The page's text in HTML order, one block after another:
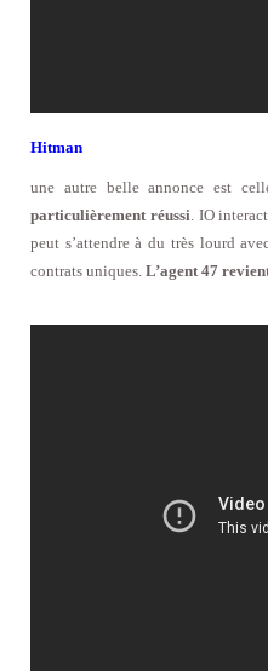
Hitman
une autre belle annonce est
particulièrement réussi. IO
peut s’attendre à du très lourd
contrats uniques. L’agent 47